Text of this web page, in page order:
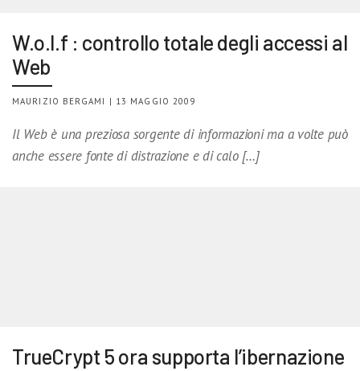
W.o.l.f : controllo totale degli accessi al
Web
MAURIZIO BERGAMI | 13 MAGGIO 2009
Il Web è una preziosa sorgente di informazioni ma a volte può
anche essere fonte di distrazione e di calo […]
TrueCrypt 5 ora supporta l’ibernazione